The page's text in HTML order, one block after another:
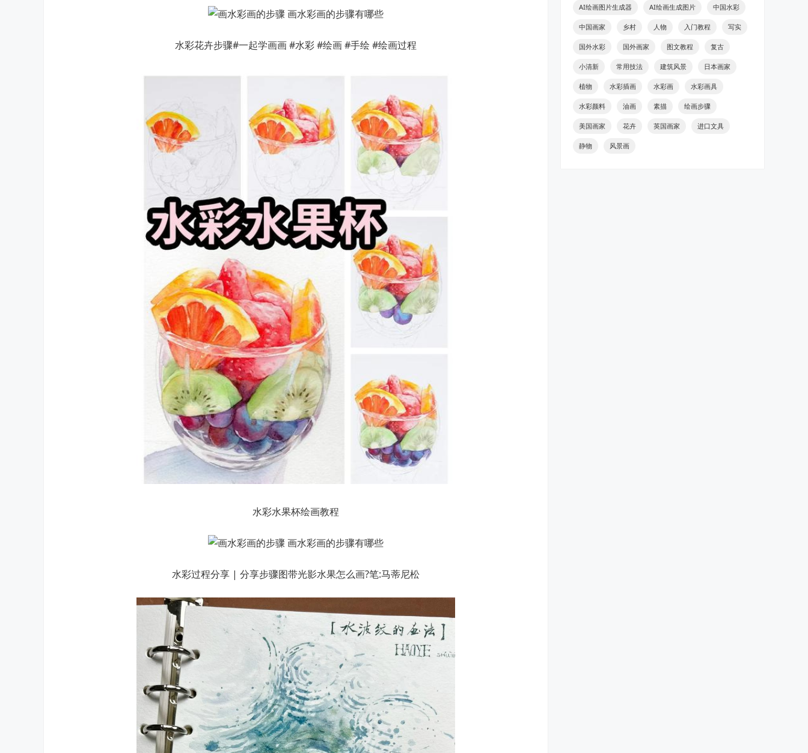
水彩花卉步骤#一起学画画 #水彩 #绘画 #手绘 #绘画过程
水彩水果杯绘画教程
水彩过程分享 | 分享步骤图带光影水果怎么画?笔:马蒂尼松
AI绘画图片生成器 AI绘画生成图片 中国水彩
中国画家 乡村 人物 入门教程 写实
国外水彩 国外画家 图文教程 复古
小清新 常用技法 建筑风景 日本画家
植物 水彩插画 水彩画 水彩画具
水彩颜料 油画 素描 绘画步骤
美国画家 花卉 英国画家 进口文具
静物 风景画